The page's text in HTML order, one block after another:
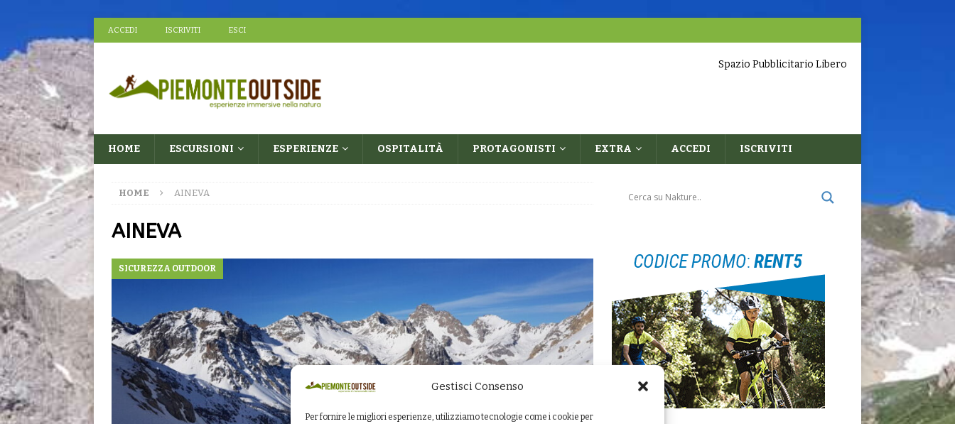
Gestisci Consenso
Per fornire le migliori esperienze, utilizziamo tecnologie come i cookie per
ACCEDI ISCRIVITI ESCI
Spazio Pubblicitario Libero
HOME ESCURSIONI ESPERIENZE OSPITALITÀ PROTAGONISTI EXTRA ACCEDI ISCRIVITI
HOME AINEVA
AINEVA
SICUREZZA OUTDOOR